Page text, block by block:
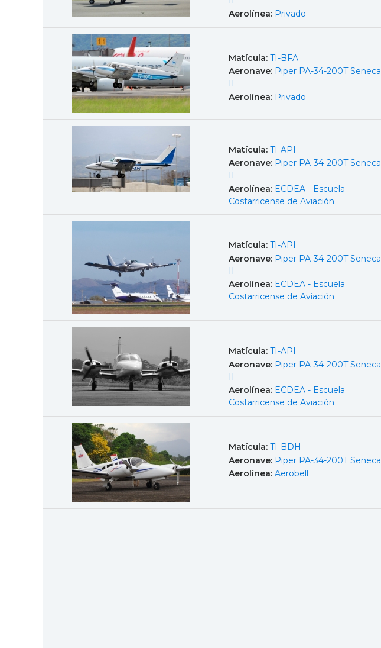
Aerolínea: Privado
Matícula: TI-BFA
Aeronave: Piper PA-34-200T Seneca
II
Aerolínea: Privado
Matícula: TI-API
Aeronave: Piper PA-34-200T Seneca
II
Aerolínea: ECDEA - Escuela
Costarricense de Aviación
Matícula: TI-API
Aeronave: Piper PA-34-200T Seneca
II
Aerolínea: ECDEA - Escuela
Costarricense de Aviación
Matícula: TI-API
Aeronave: Piper PA-34-200T Seneca
II
Aerolínea: ECDEA - Escuela
Costarricense de Aviación
Matícula: TI-BDH
Aeronave: Piper PA-34-200T Seneca
Aerolínea: Aerobell